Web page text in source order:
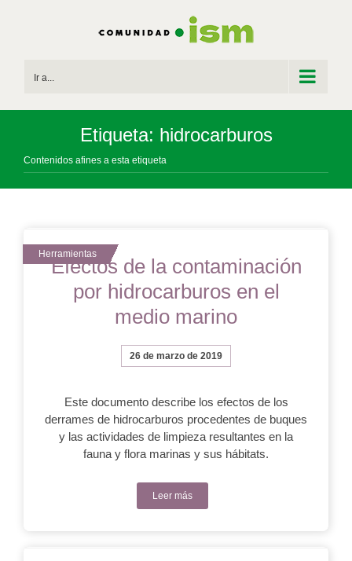
Ir a...
Etiqueta: hidrocarburos
Contenidos afines a esta etiqueta
Efectos de la contaminación
por hidrocarburos en el
medio marino
26 de marzo de 2019
Este documento describe los efectos de los
derrames de hidrocarburos procedentes de buques
y las actividades de limpieza resultantes en la
fauna y flora marinas y sus hábitats.
Leer más